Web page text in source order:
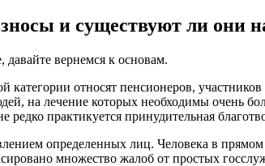
и существуют ли они
давайте вернемся к основам.
категории относят пенсионеров,
на лечение которых необходимы очень
практикуется принудительная
определенных лиц. Человека в прямом
множество жалоб от простых